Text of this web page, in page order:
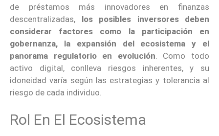
de préstamos más innovadores en finanzas
descentralizadas, los posibles inversores deben
considerar factores como la participación en
gobernanza, la expansión del ecosistema y el
panorama regulatorio en evolución . Como todo
activo digital, conlleva riesgos inherentes, y su
idoneidad varía según las estrategias y tolerancia al
riesgo de cada individuo.
Rol En El Ecosistema